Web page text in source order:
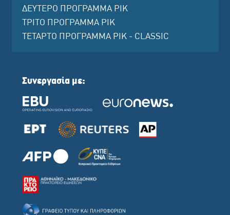
ΔΕΥΤΕΡΟ ΠΡΟΓΡΑΜΜΑ ΡΙΚ
ΤΡΙΤΟ ΠΡΟΓΡΑΜΜΑ ΡΙΚ
ΤΕΤΑΡΤΟ ΠΡΟΓΡΑΜΜΑ ΡΙΚ - CLASSIC
Συνεργασία με: